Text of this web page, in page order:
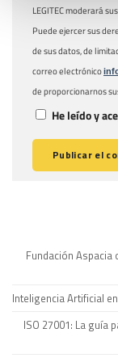
LEGITEC moderará
Puede ejercer sus
de sus datos, de
correo electrónico
de proporcionarnos
He leído y
Fundación Aspacia
Inteligencia Artificial
ISO 27001: La guía